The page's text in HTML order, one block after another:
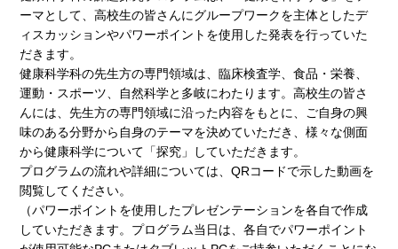
ーマとして、高校生の皆さんにグループワークを主体としたデ
ィスカッションやパワーポイントを使用した発表を行っていた
だきます。
健康科学科の先生方の専門領域は、臨床検査学、食品・栄養、
運動・スポーツ、自然科学と多岐にわたります。高校生の皆さ
んには、先生方の専門領域に沿った内容をもとに、ご自身の興
味のある分野から自身のテーマを決めていただき、様々な側面
から健康科学について「探究」していただきます。
プログラムの流れや詳細については、QRコードで示した動画を
閲覧してください。
（パワーポイントを使用したプレゼンテーションを各自で作成
していただきます。プログラム当日は、各自でパワーポイント